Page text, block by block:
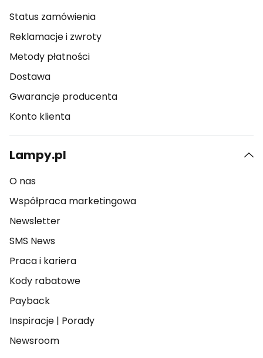
Status zamówienia
Reklamacje i zwroty
Metody płatności
Dostawa
Gwarancje producenta
Konto klienta
Lampy.pl
O nas
Współpraca marketingowa
Newsletter
SMS News
Praca i kariera
Kody rabatowe
Payback
Inspiracje | Porady
Newsroom